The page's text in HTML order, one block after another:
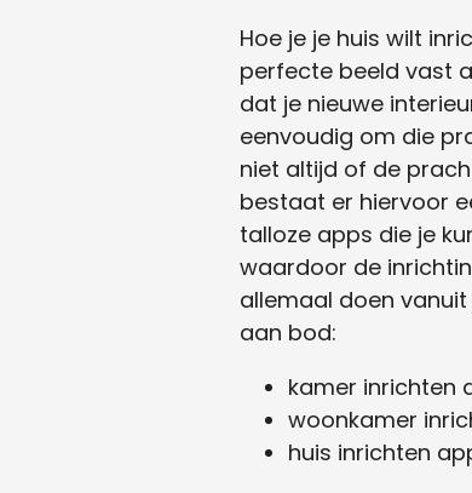
Hoe je je huis wilt
perfecte beeld vast
dat je nieuwe
eenvoudig om die
niet altijd of de
bestaat er hiervoor
talloze apps die je
waardoor de
allemaal doen
aan bod:
kamer inrichten
woonkamer
huis inrichten